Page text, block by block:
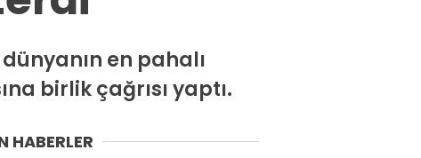
en pahalı
birlik çağrısı yaptı.
HABERLER